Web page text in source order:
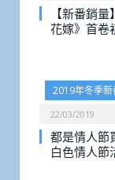
【新番銷
花嫁》首卷
2019年冬季新
22/03/2019
都是情人節
白色情人節